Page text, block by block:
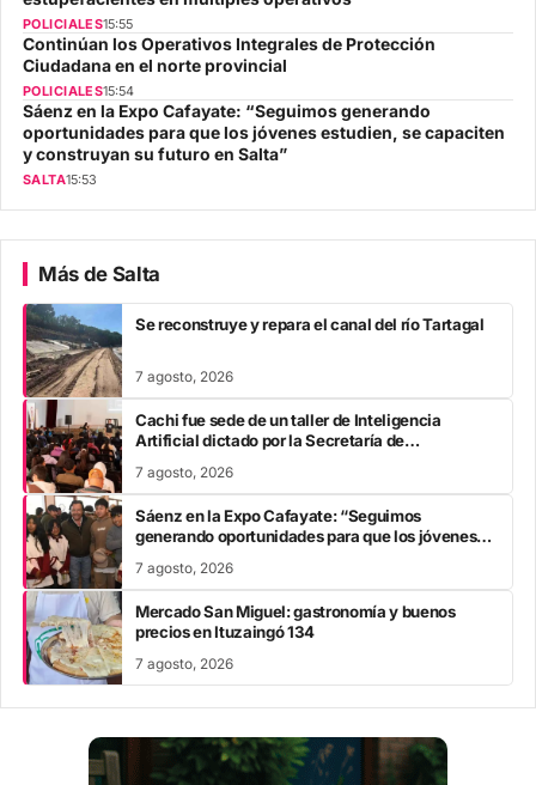
POLICIALES15:55
Continúan los Operativos Integrales de Protección
Ciudadana en el norte provincial
POLICIALES15:54
Sáenz en la Expo Cafayate: “Seguimos generando
oportunidades para que los jóvenes estudien, se capaciten
y construyan su futuro en Salta”
SALTA15:53
Más de Salta
Se reconstruye y repara el canal del río Tartagal
7 agosto, 2026
Cachi fue sede de un taller de Inteligencia
Artificial dictado por la Secretaría de
7 agosto, 2026
Sáenz en la Expo Cafayate: “Seguimos
generando oportunidades para que los jóvenes
Salta”
7 agosto, 2026
Mercado San Miguel: gastronomía y buenos
precios en Ituzaingó 134
7 agosto, 2026